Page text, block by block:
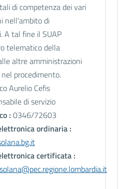
di competenza dei vari
nell'ambito di
A tal fine il SUAP
telematico della
altre amministrazioni
procedimento.
Aurelio Cefis
di servizio
: 0346/72603
ordinaria :
certificata :